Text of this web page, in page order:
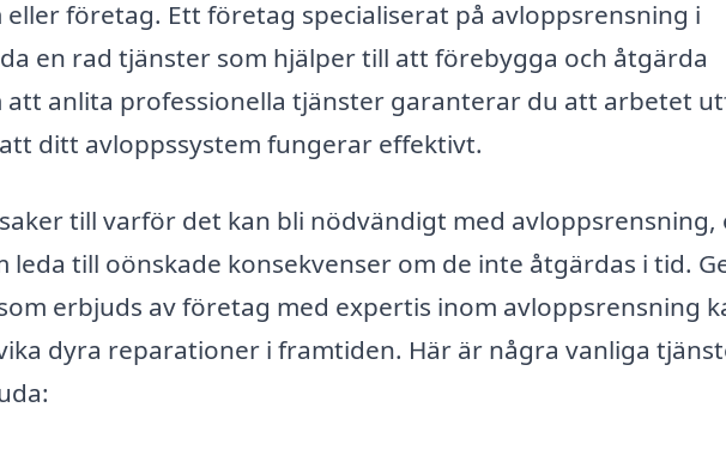
företag. Ett företag specialiserat på avloppsrensning i
en rad tjänster som hjälper till att förebygga och åtgärda
att anlita professionella tjänster garanterar du att arbetet
ditt avloppssystem fungerar effektivt.
till varför det kan bli nödvändigt med avloppsrensning,
leda till oönskade konsekvenser om de inte åtgärdas i tid.
erbjuds av företag med expertis inom avloppsrensning
dyra reparationer i framtiden. Här är några vanliga